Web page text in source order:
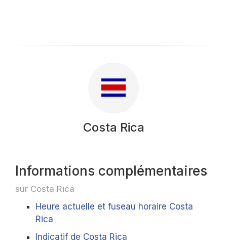
Costa Rica
Informations complémentaires
sur Costa Rica
Heure actuelle et fuseau horaire Costa
Rica
Indicatif de Costa Rica